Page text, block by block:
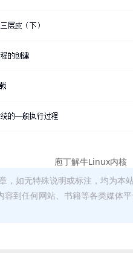
庖丁解牛Linux内核
，如无特殊说明或标注，均为本
容到任何网站、书籍等各类媒体